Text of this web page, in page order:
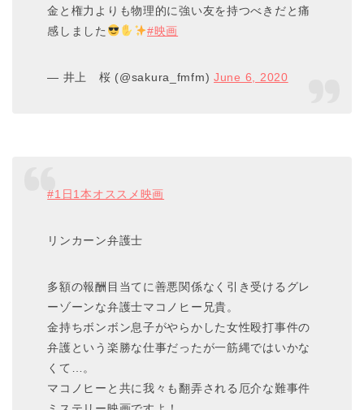
金と権力よりも物理的に強い友を持つべきだと痛
感しました
#映画
— 井上 桜 (@sakura_fmfm)June 6, 2020
#1日1本オススメ映画
リンカーン弁護士
多額の報酬目当てに善悪関係なく引き受けるグレ
ーゾーンな弁護士マコノヒー兄貴。
金持ちボンボン息子がやらかした女性殴打事件の
弁護という楽勝な仕事だったが一筋縄ではいかな
くて…。
マコノヒーと共に我々も翻弄される厄介な難事件